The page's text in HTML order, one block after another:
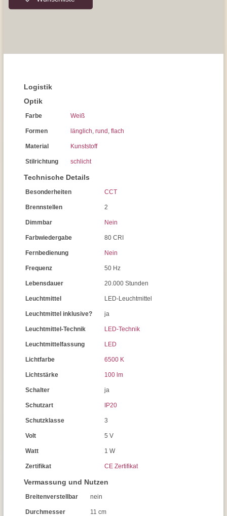
Logistik
Optik
Farbe Weiß
Formen länglich, rund , flach
Material Kunststoff
Stilrichtung schlicht
Technische Details
Besonderheiten CCT
Brennstellen 2
Dimmbar Nein
Farbwiedergabe 80 CRI
Fernbedienung Nein
Frequenz 50 Hz
Lebensdauer 20.000 Stunden
Leuchtmittel LED-Leuchtmittel
Leuchtmittel inklusive? ja
Leuchtmittel-Technik LED-Technik
Leuchtmittelfassung LED
Lichtfarbe 6500 K
Lichtstärke 100 lm
Schalter ja
Schutzart IP20
Schutzklasse 3
Volt 5 V
Watt 1 W
Zertifikat CE Zertifikat
Vermassung und Nutzen
Breitenverstellbar nein
Durchmesser 11 cm